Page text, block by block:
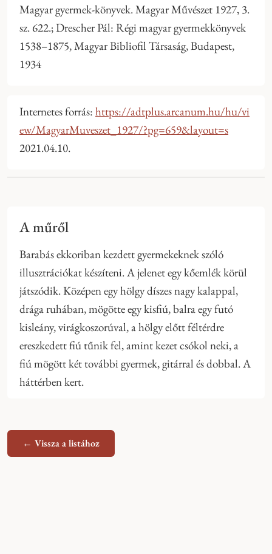
Magyar gyermek-könyvek. Magyar Művészet 1927, 3.
sz. 622.; Drescher Pál: Régi magyar gyermekkönyvek
1538–1875, Magyar Bibliofil Társaság, Budapest,
1934
Internetes forrás: https://adtplus.arcanum.hu/hu/vi
ew/MagyarMuveszet_1927/?pg=659&layout=s
2021.04.10.
A műről
Barabás ekkoriban kezdett gyermekeknek szóló
illusztrációkat készíteni. A jelenet egy kőemlék körül
játszódik. Középen egy hölgy díszes nagy kalappal,
drága ruhában, mögötte egy kisfiú, balra egy futó
kisleány, virágkoszorúval, a hölgy előtt féltérdre
ereszkedett fiú tűnik fel, amint kezet csókol neki, a
fiú mögött két további gyermek, gitárral és dobbal. A
háttérben kert.
← Vissza a listához